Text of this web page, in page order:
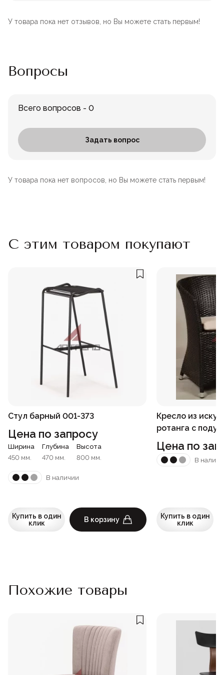
У товара пока нет отзывов, но Вы можете стать первым!
Вопросы
Всего вопросов - 0
Задать вопрос
У товара пока нет вопросов, но Вы можете стать первым!
С этим товаром покупают
Стул барный 001-373
Цена по запросу
Ширина
450 мм.
Глубина
470 мм.
Высота
800 мм.
В наличии
Купить в один
клик
В корзину
Кресло из
ротанга с
Цена по
В
Купить в один
клик
Похожие товары